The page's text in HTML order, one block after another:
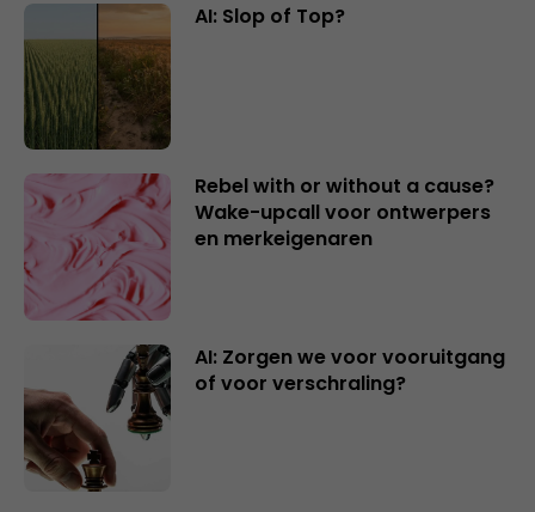
AI: Slop of Top?
Rebel with or without a cause?
Wake-upcall voor ontwerpers
en merkeigenaren
AI: Zorgen we voor vooruitgang
of voor verschraling?